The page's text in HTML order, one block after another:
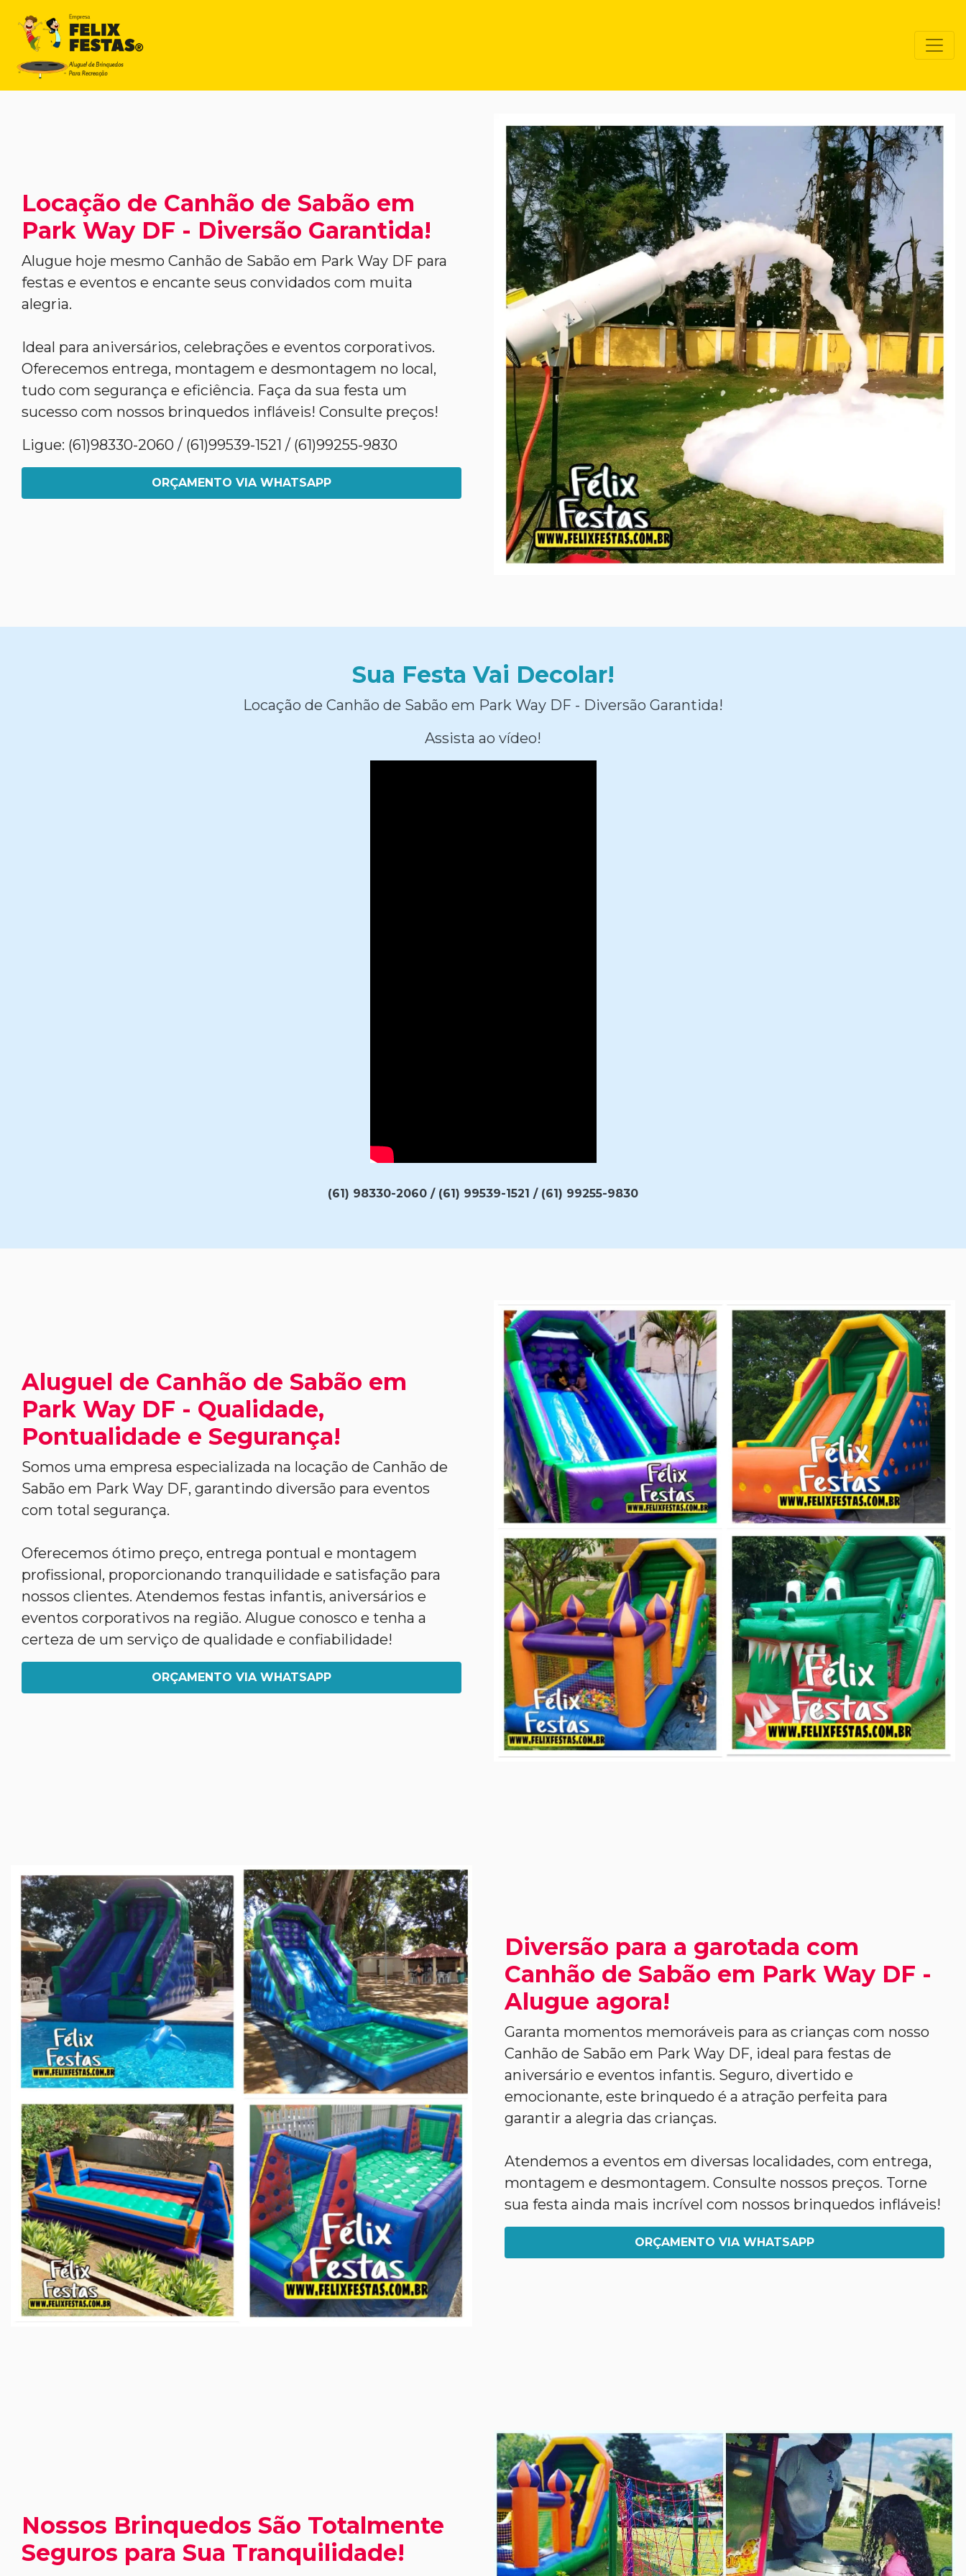
Locação de Canhão de Sabão em
Park Way DF - Diversão Garantida!
Alugue hoje mesmo Canhão de Sabão em Park Way DF para
festas e eventos e encante seus convidados com muita
alegria.
Ideal para aniversários, celebrações e eventos corporativos.
Oferecemos entrega, montagem e desmontagem no local,
tudo com segurança e eficiência. Faça da sua festa um
sucesso com nossos brinquedos infláveis! Consulte preços!
Ligue: (61)98330-2060 / (61)99539-1521 / (61)99255-9830
ORÇAMENTO VIA WHATSAPP
Sua Festa Vai Decolar!
Locação de Canhão de Sabão em Park Way DF - Diversão Garantida!
Assista ao vídeo!
(61) 98330-2060 / (61) 99539-1521 / (61) 99255-9830
Aluguel de Canhão de Sabão em
Park Way DF - Qualidade,
Pontualidade e Segurança!
Somos uma empresa especializada na locação de Canhão de
Sabão em Park Way DF, garantindo diversão para eventos
com total segurança.
Oferecemos ótimo preço, entrega pontual e montagem
profissional, proporcionando tranquilidade e satisfação para
nossos clientes. Atendemos festas infantis, aniversários e
eventos corporativos na região. Alugue conosco e tenha a
certeza de um serviço de qualidade e confiabilidade!
ORÇAMENTO VIA WHATSAPP
Diversão para a garotada com
Canhão de Sabão em Park Way DF -
Alugue agora!
Garanta momentos memoráveis para as crianças com nosso
Canhão de Sabão em Park Way DF, ideal para festas de
aniversário e eventos infantis. Seguro, divertido e
emocionante, este brinquedo é a atração perfeita para
garantir a alegria das crianças.
Atendemos a eventos em diversas localidades, com entrega,
montagem e desmontagem. Consulte nossos preços. Torne
sua festa ainda mais incrível com nossos brinquedos infláveis!
ORÇAMENTO VIA WHATSAPP
Nossos Brinquedos São Totalmente
Seguros para Sua Tranquilidade!